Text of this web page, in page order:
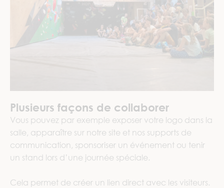
Plusieurs façons de collaborer
Vous pouvez par exemple exposer votre logo dans la
salle, apparaître sur notre site et nos supports de
communication, sponsoriser un événement ou tenir
un stand lors d’une journée spéciale.
Cela permet de créer un lien direct avec les visiteurs.